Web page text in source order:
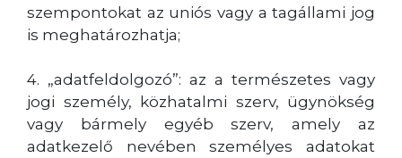
szempontokat az uniós vagy a tagállami jog
is meghatározhatja;
4. „adatfeldolgozó”: az a természetes vagy
jogi személy, közhatalmi szerv, ügynökség
vagy bármely egyéb szerv, amely az
adatkezelő nevében személyes adatokat